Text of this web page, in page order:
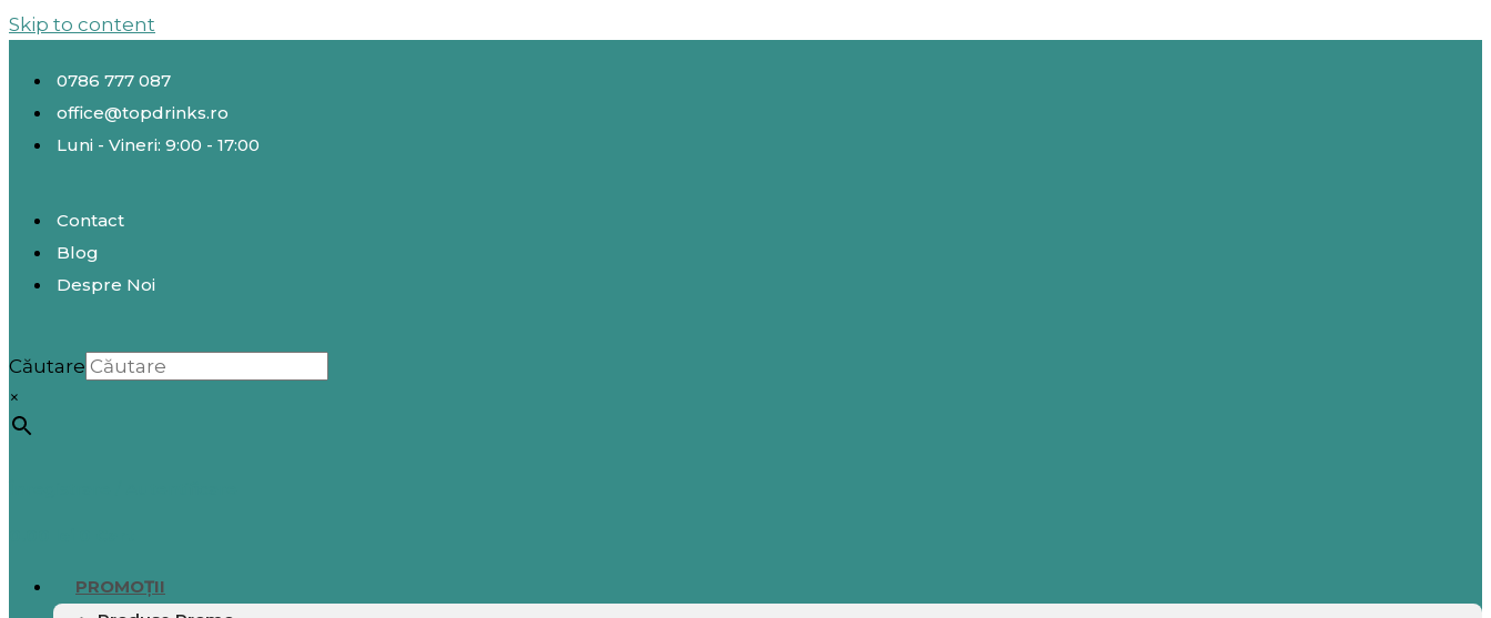
Skip to content
0786 777 087
office@topdrinks.ro
Luni - Vineri: 9:00 - 17:00
Contact
Blog
Despre Noi
Căutare
×
PROMOȚII